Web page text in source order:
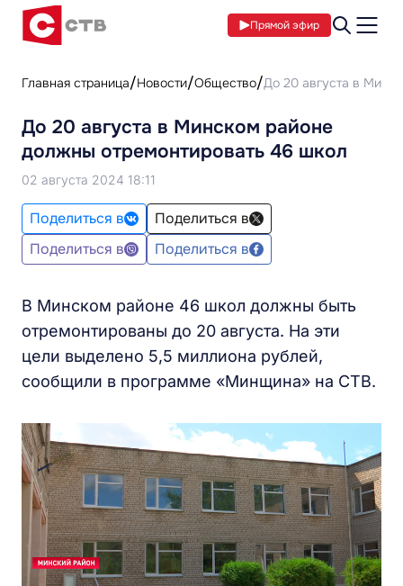
Прямой эфир
Главная страница Новости Общество До 20 августа в
До 20 августа в Минском районе
должны отремонтировать 46 школ
02 августа 2024 18:11
Поделиться в
Поделиться в
Поделиться в
Поделиться в
В Минском районе 46 школ должны быть
отремонтированы до 20 августа. На эти
цели выделено 5,5 миллиона рублей,
сообщили в программе «Минщина» на СТВ.